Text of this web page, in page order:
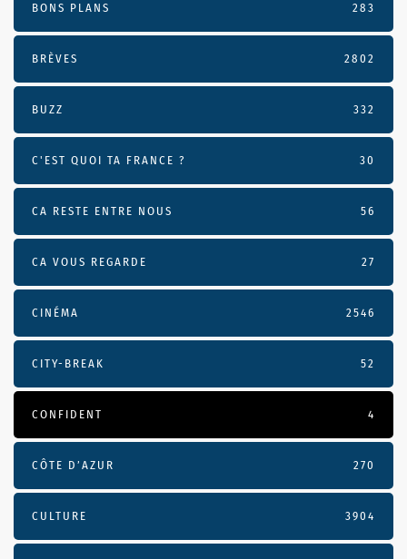
BONS PLANS 283
BRÈVES 2802
BUZZ 332
C'EST QUOI TA FRANCE ? 30
CA RESTE ENTRE NOUS 56
CA VOUS REGARDE 27
CINÉMA 2546
CITY-BREAK 52
CONFIDENT 4
CÔTE D’AZUR 270
CULTURE 3904